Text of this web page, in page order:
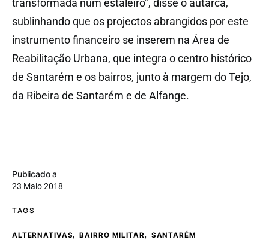
Publicado a
23 Maio 2018
TAGS
ALTERNATIVAS, BAIRRO MILITAR, SANTARÉM
transformada num estaleiro”, disse o autarca,
sublinhando que os projectos abrangidos por este
instrumento financeiro se inserem na Área de
Reabilitação Urbana, que integra o centro histórico
de Santarém e os bairros, junto à margem do Tejo,
da Ribeira de Santarém e de Alfange.